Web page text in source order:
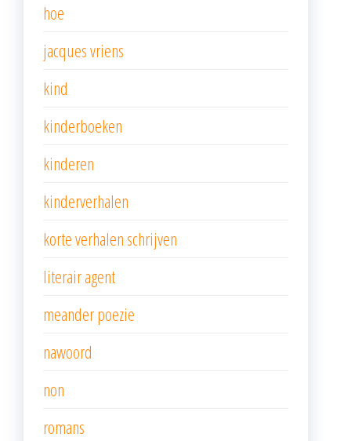
hoe
jacques vriens
kind
kinderboeken
kinderen
kinderverhalen
korte verhalen schrijven
literair agent
meander poezie
nawoord
non
romans